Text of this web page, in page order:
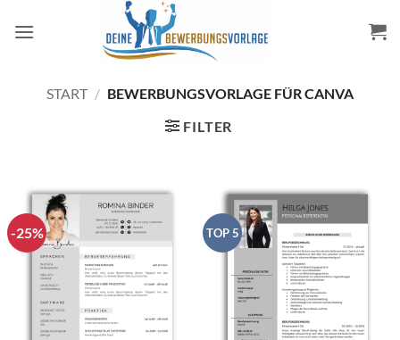
Inhalt
START / BEWERBUNGSVORLAGE FÜR CANVA
FILTER
-25% TOP 5